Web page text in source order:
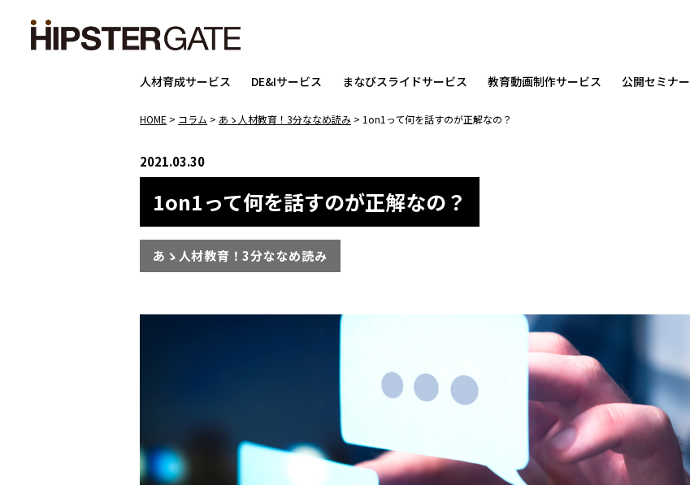
人材育成サービス DE&Iサービス まなびスライドサービス 教育動画制作サービス 公開セミナー
HOME > コラム > あゝ人材教育！3分ななめ読み > 1on1って何を話すのが正解なの？
2021.03.30
1on1って何を話すのが正解なの？
あゝ人材教育！3分ななめ読み